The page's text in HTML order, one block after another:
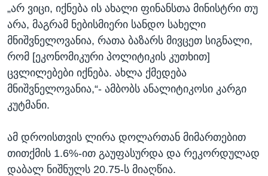
„არ ვიცი, იქნება ის ახალი ფინანსთა მინისტრი თუ
არა, მაგრამ ნებისმიერი სანდო სახელი
მნიშვნელოვანია, რათა ბაზარს მივცეთ სიგნალი,
რომ [ეკონომიკური პოლიტიკის კუთხით]
ცვლილებები იქნება. ახლა ქმედება
მნიშვნელოვანია,“- ამბობს ანალიტიკოსი კარგი
კუტმანი.
ამ დროისთვის ლირა დოლართან მიმართებით
თითქმის 1.6%-ით გაუფასურდა და რეკორდულად
დაბალ ნიშნულს 20.75-ს მიაღწია.